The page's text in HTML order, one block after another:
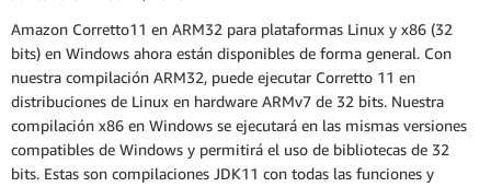
Amazon Corretto11 en ARM32 para plataformas Linux y x86 (32
bits) en Windows ahora están disponibles de forma general. Con
nuestra compilación ARM32, puede ejecutar Corretto 11 en
distribuciones de Linux en hardware ARMv7 de 32 bits. Nuestra
compilación x86 en Windows se ejecutará en las mismas versiones
compatibles de Windows y permitirá el uso de bibliotecas de 32
bits. Estas son compilaciones JDK11 con todas las funciones y